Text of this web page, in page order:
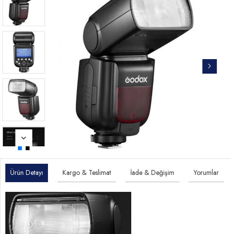
Ürün Detayı Kargo & Teslimat İade & Değişim Yorumlar